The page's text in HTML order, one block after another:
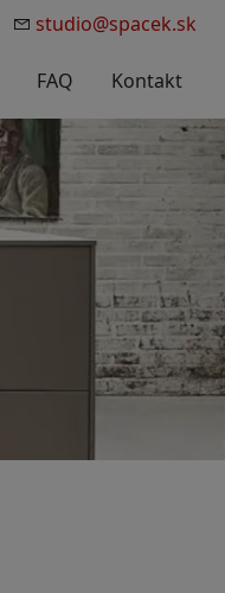
studio@spacek.sk
FAQ Kontakt